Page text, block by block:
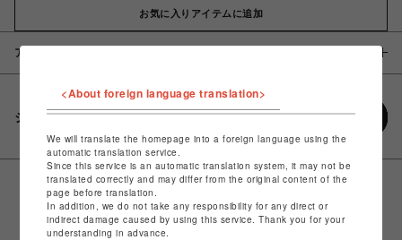
お気に入りアイテムに追加
アイテム説明 / 素材
シェアする
<About foreign language translation>
We will translate the homepage into a foreign language using the
automatic translation service.
Since this service is an automatic translation system, it may not be
translated correctly and may differ from the original content of the
page before translation.
In addition, we do not take any responsibility for any direct or
indirect damage caused by using this service. Thank you for your
understanding in advance.